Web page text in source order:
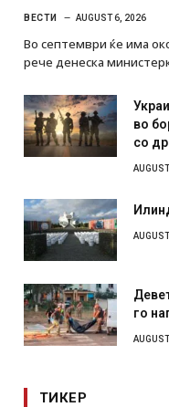
ВЕСТИ AUGUST 6, 2026
Во септември ќе има
рече денеска
во
со
го
ТИКЕР